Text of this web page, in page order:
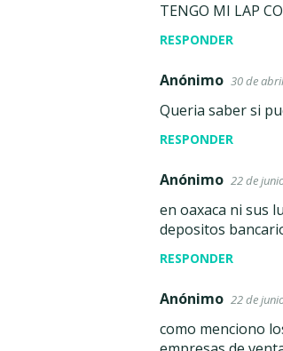
TENGO MI LAP
RESPONDER
Anónimo 30 de
Queria saber si
RESPONDER
Anónimo 22 de
en oaxaca ni sus
depositos
RESPONDER
Anónimo 22 de
como menciono